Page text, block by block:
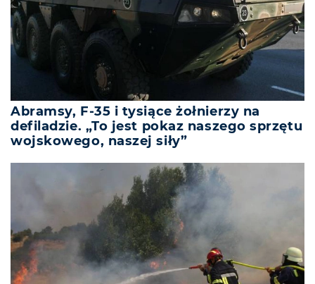
Abramsy, F-35 i tysiące żołnierzy na
defiladzie. „To jest pokaz naszego sprzętu
wojskowego, naszej siły”